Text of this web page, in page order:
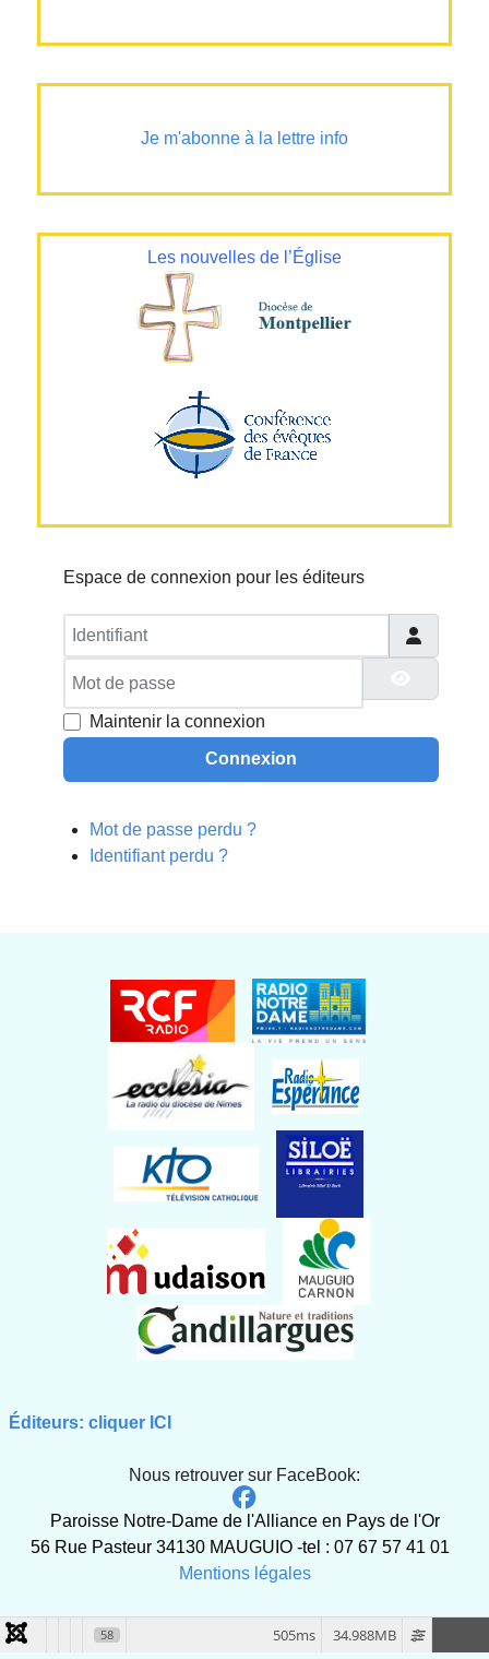
Je m'abonne à la lettre info
Les nouvelles de l’Église
Espace de connexion pour les éditeurs
Identifiant
Maintenir la connexion
Connexion
Mot de passe perdu ?
Identifiant perdu ?
Éditeurs: cliquer ICI
Nous retrouver sur FaceBook:
Paroisse Notre-Dame de l'Alliance en Pays de l'Or
56 Rue Pasteur 34130 MAUGUIO -tel : 07 67 57 41 01
Mentions légales
58 34.988MB
505ms